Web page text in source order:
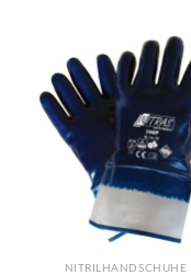
NITRILHANDSCHUHE